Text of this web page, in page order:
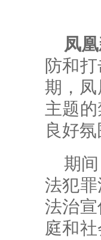
凤
防和
期，
主题
良好氛
期
法犯
法治
庭和